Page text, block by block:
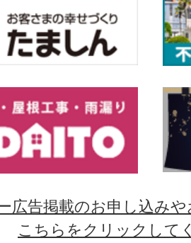
広告掲載のお申し込み
こちらをクリックして